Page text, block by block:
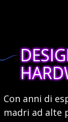
Con anni di
madri ad alte